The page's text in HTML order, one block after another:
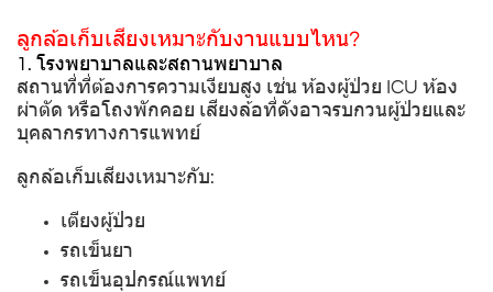
ลูกล้อเก็บเสียงเหมาะกับงานแบบไหน?
1. โรงพยาบาลและสถานพยาบาล
สถานที่ที่ต้องการความเงียบสูง เช่น ห้องผู้ป่วย ICU ห้อง
ผ่าตัด หรือโถงพักคอย เสียงล้อที่ดังอาจรบกวนผู้ป่วยและ
บุคลากรทางการแพทย์
ลูกล้อเก็บเสียงเหมาะกับ:
เตียงผู้ป่วย
รถเข็นยา
รถเข็นอุปกรณ์แพทย์